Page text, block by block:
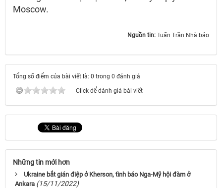
Moscow.
Nguồn tin: Tuấn Trần Nhà báo
Tổng số điểm của bài viết là: 0 trong 0 đánh giá
Click để đánh giá bài viết
Những tin mới hơn
Ukraine bắt gián điệp ở Kherson, tình báo Nga-Mỹ hội đàm ở
Ankara (15/11/2022)